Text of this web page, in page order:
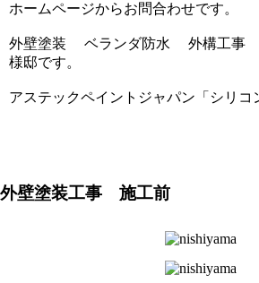
ホームページからお問合わせです。
外壁塗装 ベランダ防水 外構工事
様邸です。
アステックペイントジャパン「シリ
外壁塗装工事 施工前